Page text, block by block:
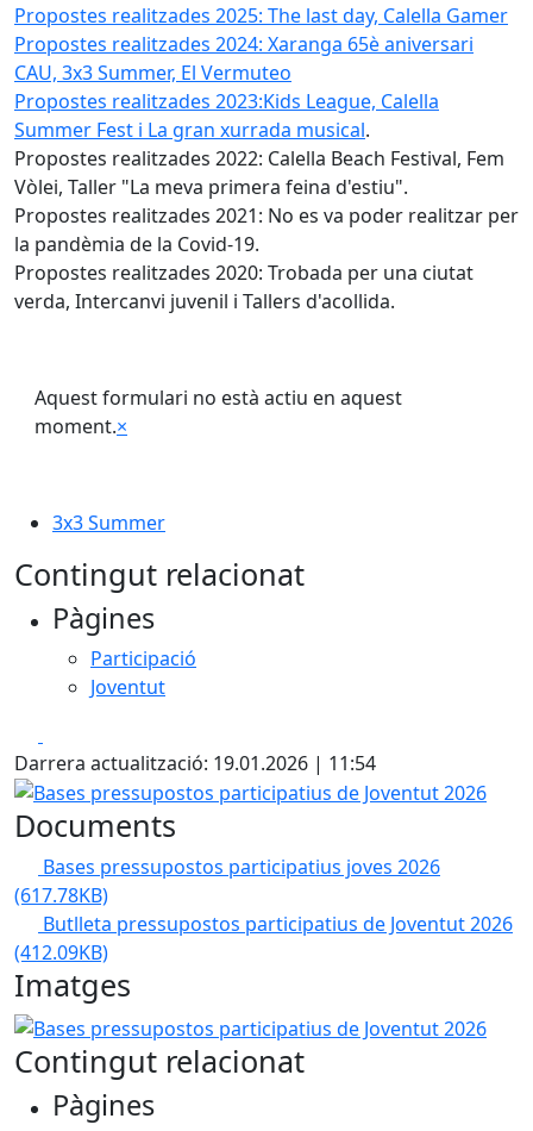
Propostes realitzades 2025: The last day, Calella Gamer
Propostes realitzades 2024: Xaranga 65è aniversari
CAU, 3x3 Summer, El Vermuteo
Propostes realitzades 2023:Kids League, Calella
Summer Fest i La gran xurrada musical.
Propostes realitzades 2022: Calella Beach Festival, Fem
Vòlei, Taller "La meva primera feina d'estiu".
Propostes realitzades 2021: No es va poder realitzar per
la pandèmia de la Covid-19.
Propostes realitzades 2020: Trobada per una ciutat
verda, Intercanvi juvenil i Tallers d'acollida.
Aquest formulari no està actiu en aquest
moment.×
3x3 Summer
Contingut relacionat
Pàgines
Participació
Joventut
Darrera actualització: 19.01.2026 | 11:54
Bases pressupostos participatius de Joventut 2026
Documents
Bases pressupostos participatius joves 2026
(617.78KB)
Butlleta pressupostos participatius de Joventut 2026
(412.09KB)
Imatges
Bases pressupostos participatius de Joventut 2026
Contingut relacionat
Pàgines